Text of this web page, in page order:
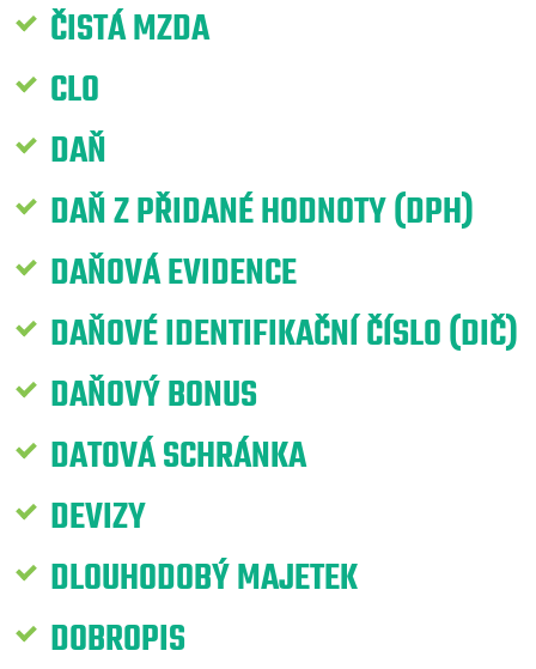
ČISTÁ MZDA
CLO
DAŇ
DAŇ Z PŘIDANÉ HODNOTY (DPH)
DAŇOVÁ EVIDENCE
DAŇOVÉ IDENTIFIKAČNÍ ČÍSLO (DIČ)
DAŇOVÝ BONUS
DATOVÁ SCHRÁNKA
DEVIZY
DLOUHODOBÝ MAJETEK
DOBROPIS